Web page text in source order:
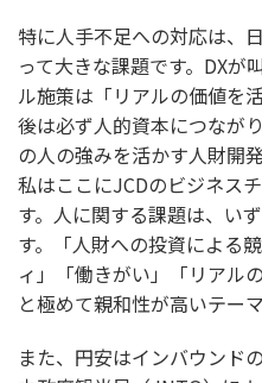
特に人手不足への対応は、
って大きな課題です。DXが
ル施策は「リアルの価値を
後は必ず人的資本につなが
の人の強みを活かす人財開
私はここにJCDのビジネス
す。人に関する課題は、い
す。「人財への投資による
ィ」「働きがい」「リアル
と極めて親和性が高いテーマ
また、円安はインバウンド